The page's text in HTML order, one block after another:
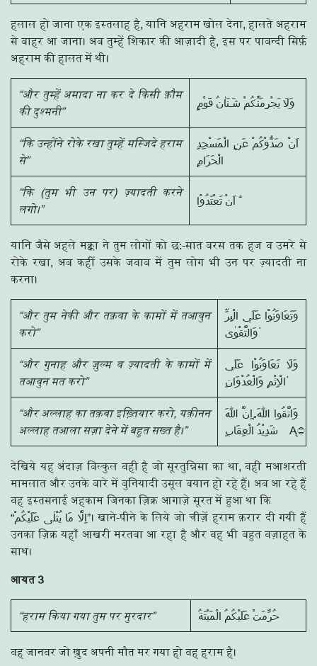
हलाल हो जाना एक इस्तलाह है, यानि अहराम खोल देना, हालते अहराम
से बाहर आ जाना। अब तुम्हें शिकार की आज़ादी है, इस पर पाबन्दी सिर्फ़
अहराम की हालत में थी।
“और तुम्हें अमादा ना कर दे किसी क़ौम
की दुश्मनी”
وَلَا يَجْرِمَنَّكُمْ شَـنَاٰنُ قَوْمٍ
“कि उन्होंने रोके रखा तुम्हें मस्जिदे हराम
से”
اَنْ صَدُّوْكُمْ عَنِ الْمَسْجِدِ
الْحَرَامِ
“कि (तुम भी उन पर) ज़्यादती करने
लगो।”
اَنْ تَعْتَدُوْا ۘ
यानि जैसे अहले मक्का ने तुम लोगों को छ:-सात बरस तक हज व उमरे से
रोके रखा, अब कहीं उसके जवाब में तुम लोग भी उन पर ज़्यादती ना
करना।
“और तुम नेकी और तक़वा के कामों में तआवुन
करो”
وَتَعَاوَنُوْا عَلَي الْبِرِّ
وَالتَّقْوٰى ۠
“और गुनाह और ज़ुल्म व ज़्यादती के कामों में
तआवुन मत करो”
وَلَا تَعَاوَنُوْا عَلَي
الْاِثْمِ وَالْعُدْوَانِ ۠
“और अल्लाह का तक़वा इख़्तियार करो, यक़ीनन
अल्लाह तआला सज़ा देने में बहुत सख्त है।”
وَاتَّقُوا اللّٰهَ ۭاِنَّ اللّٰهَ
देखिये यह अंदाज़ बिल्कुल वही है जो सूरतुन्निसा का था, वही मआशरती
मामलात और उनके बारे में बुनियादी उसूल बयान हो रहे हैं। अब आ रहे हैं
वह इस्तसनाई अहकाम जिनका ज़िक्र आगाज़े सूरत में हुआ था कि
“اِلَّا مَا يُتْلٰى عَلَيْكُمْ”। खाने-पीने के लिये जो चीज़ें हराम क़रार दी गयी हैं
उनका ज़िक्र यहाँ आखरी मरतबा आ रहा है और वह भी बहुत वज़ाहत के
साथ।
आयत 3
“हराम किया गया तुम पर मुरदार” حُرِّمَتْ عَلَيْكُمُ الْمَيْتَةُ
वह जानवर जो ख़ुद अपनी मौत मर गया हो वह हराम है।